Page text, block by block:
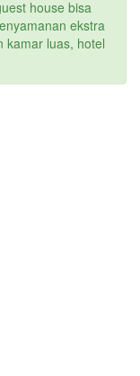
house bisa
ekstra
kamar luas, hotel